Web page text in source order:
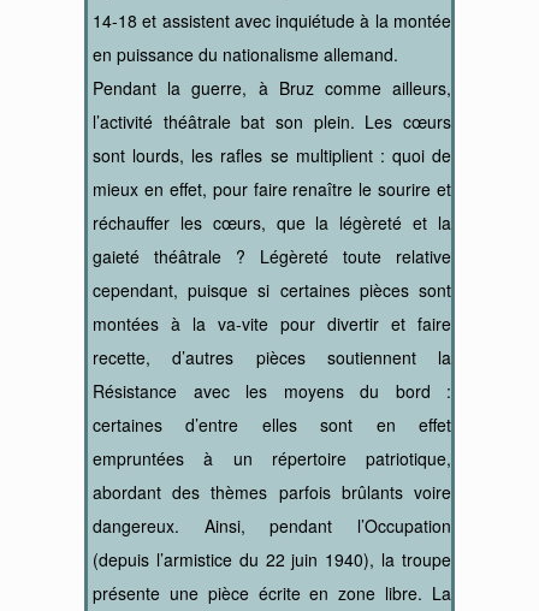
14-18 et assistent avec inquiétude à la montée
en puissance du nationalisme allemand.
Pendant la guerre, à Bruz comme ailleurs,
l’activité théâtrale bat son plein. Les cœurs
sont lourds, les rafles se multiplient : quoi de
mieux en effet, pour faire renaître le sourire et
réchauffer les cœurs, que la légèreté et la
gaieté théâtrale ? Légèreté toute relative
cependant, puisque si certaines pièces sont
montées à la va-vite pour divertir et faire
recette, d’autres pièces soutiennent la
Résistance avec les moyens du bord :
certaines d’entre elles sont en effet
empruntées à un répertoire patriotique,
abordant des thèmes parfois brûlants voire
dangereux. Ainsi, pendant l’Occupation
(depuis l’armistice du 22 juin 1940), la troupe
présente une pièce écrite en zone libre. La